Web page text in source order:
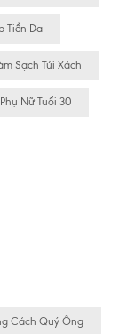
Tiền Da
Sạch Túi Xách
Nữ Tuổi 30
Cách Quý Ông